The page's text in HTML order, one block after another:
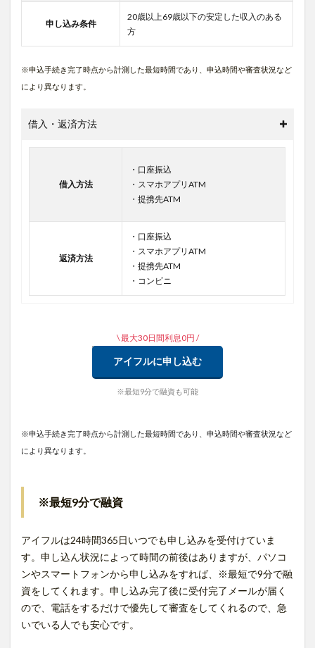
申し込み条件
20歳以上69歳以下の安定した収入のある
方
※申込手続き完了時点から計測した最短時間であり、申込時間や審査状況など
により異なります。
借入・返済方法
借入方法
・口座振込
・スマホアプリATM
・提携先ATM
返済方法
・口座振込
・スマホアプリATM
・提携先ATM
・コンビニ
\ 最大30日間利息0円 /
アイフルに申し込む
※最短9分で融資も可能
※申込手続き完了時点から計測した最短時間であり、申込時間や審査状況など
により異なります。
※最短9分で融資
アイフルは24時間365日いつでも申し込みを受付けていま
す。申し込ん状況によって時間の前後はありますが、パソコ
ンやスマートフォンから申し込みをすれば、※最短で9分で融
資をしてくれます。申し込み完了後に受付完了メールが届く
ので、電話をするだけで優先して審査をしてくれるので、急
いでいる人でも安心です。